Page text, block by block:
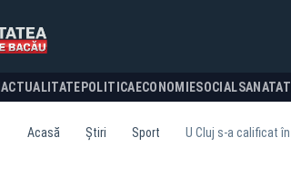
ACTUALITATE POLITICA ECONOMIESOCIAL
Acasă Știri Sport U Cluj s-a calificat